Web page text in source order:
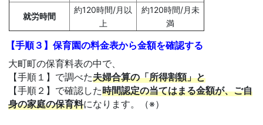
就労時間
約120時間/月以
上
約120時間/月未
満
【手順３】保育園の料金表から金額を確認する
大町町の保育料表の中で、
【手順１】で調べた夫婦合算の「所得割額」と
【手順２】で確認した時間認定の当てはまる金額が、ご自
身の家庭の保育料になります。（※）